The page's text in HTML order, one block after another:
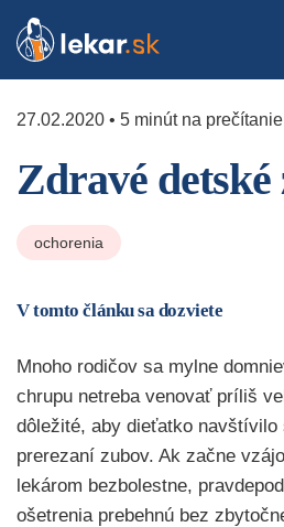
27.02.2020 • 5 minút na prečítanie
Zdravé
ochorenia
V tomto článku sa dozviete
Mnoho rodičov sa mylne
chrupu netreba venovať príliš
dôležité, aby dieťatko navštívilo
prerezaní zubov. Ak začne
lekárom bezbolestne,
ošetrenia prebehnú bez